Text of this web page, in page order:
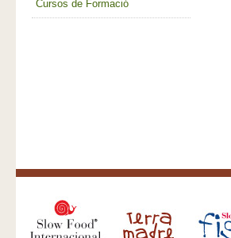
Cursos de Formació